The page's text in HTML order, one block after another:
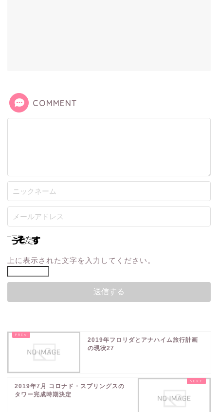
COMMENT
上に表示された文字を入力してください。
2019年フロリダとアナハイム旅行計画
の現状27
2019年7月 コロナド・スプリングスの
タワー完成時期決定